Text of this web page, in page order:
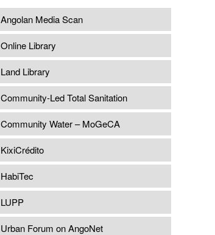
Angolan Media Scan
Online Library
Land Library
Community-Led Total Sanitation
Community Water – MoGeCA
KixiCrédito
HabiTec
LUPP
Urban Forum on AngoNet